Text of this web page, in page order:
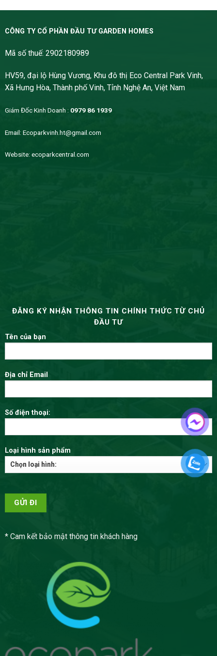
CÔNG TY CỔ PHẦN ĐẦU TƯ GARDEN HOMES
Mã số thuế: 2902180989
HV59, đại lộ Hùng Vương, Khu đô thị Eco Central Park Vinh,
Xã Hưng Hòa, Thành phố Vinh, Tỉnh Nghệ An, Việt Nam
Giám Đốc Kinh Doanh : 0979 86 1939
Email: Ecoparkvinh.ht@gmail.com
Website: ecoparkcentral.com
ĐĂNG KÝ NHẬN THÔNG TIN CHÍNH THỨC TỪ CHỦ
ĐẦU TƯ
Tên của bạn
Địa chỉ Email
Số điện thoại:
Loại hình sản phẩm
* Cam kết bảo mật thông tin khách hàng